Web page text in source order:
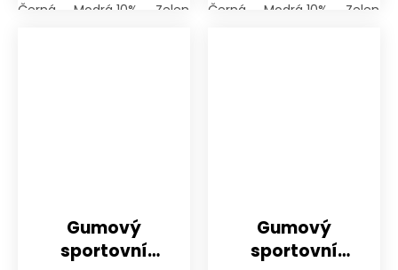
Černá Modrá 10% Zelená 10% Červená 10% žlutá 10%
Černá Modrá 10% Zelená
Gumový
sportovní
Gumový
sportovní